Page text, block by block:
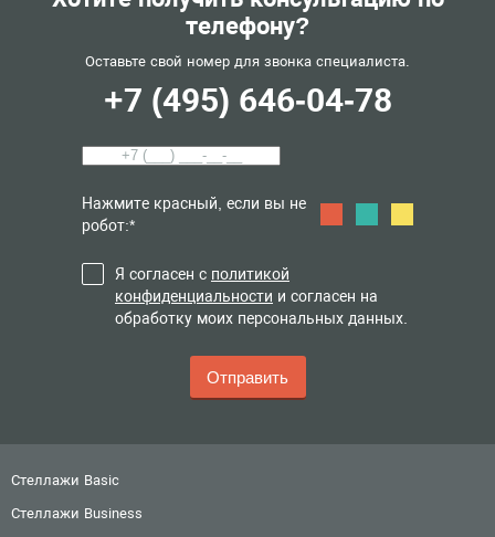
телефону?
Оставьте свой номер для звонка специалиста.
+7 (495) 646-04-78
Нажмите красный, если вы не
робот:*
Я согласен с политикой
конфиденциальности и согласен на
обработку моих персональных данных.
Стеллажи Basic
Стеллажи Business